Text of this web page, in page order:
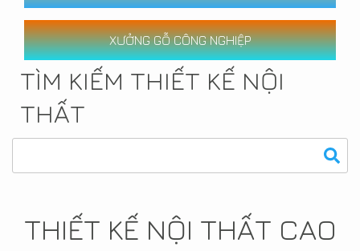
XƯỞNG GỖ CÔNG NGHIỆP
TÌM KIẾM THIẾT KẾ NỘI
THẤT
THIẾT KẾ NỘI THẤT CAO